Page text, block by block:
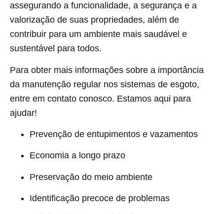
assegurando a funcionalidade, a segurança e a
valorização de suas propriedades, além de
contribuir para um ambiente mais saudável e
sustentável para todos.
Para obter mais informações sobre a importância
da manutenção regular nos sistemas de esgoto,
entre em contato conosco. Estamos aqui para
ajudar!
Prevenção de entupimentos e vazamentos
Economia a longo prazo
Preservação do meio ambiente
Identificação precoce de problemas